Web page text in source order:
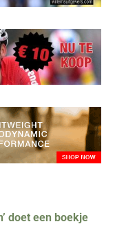
doet een boekje